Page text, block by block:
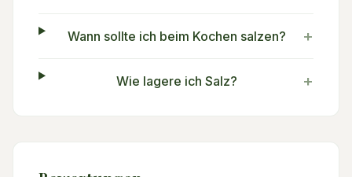
Wann sollte ich beim Kochen salzen? +
Wie lagere ich Salz? +